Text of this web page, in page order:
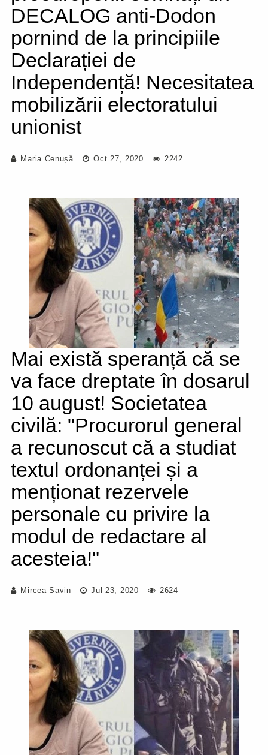
DECALOG anti-Dodon
pornind de la principiile
Declarației de
Independență! Necesitatea
mobilizării electoratului
unionist
Maria Cenușă Oct 27, 2020 2242
Mai există speranță că se
va face dreptate în dosarul
10 august! Societatea
civilă: "Procurorul general
a recunoscut că a studiat
textul ordonanței și a
menționat rezervele
personale cu privire la
modul de redactare al
acesteia!"
Mircea Savin Jul 23, 2020 2624